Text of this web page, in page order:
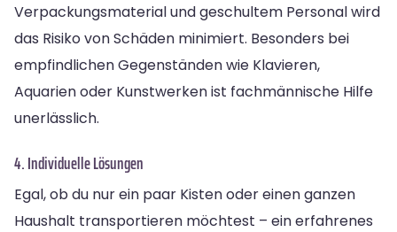
Verpackungsmaterial und geschultem Personal wird
das Risiko von Schäden minimiert. Besonders bei
empfindlichen Gegenständen wie Klavieren,
Aquarien oder Kunstwerken ist fachmännische Hilfe
unerlässlich.
4. Individuelle Lösungen
Egal, ob du nur ein paar Kisten oder einen ganzen
Haushalt transportieren möchtest – ein erfahrenes